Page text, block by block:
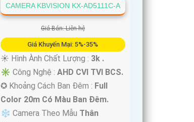
CAMERA KBVISION KX-AD5111C-A
Giá Bán: Liên hệ
Giá Khuyến Mại: 5%-35%
☀️ Hình Ành Chất Lượng : 3k .
✳️ Công Nghệ :AHD CVI TVI BCS.
✪ Khoảng Cách Ban Đêm : Full
Color 20m Có Màu Ban Ðêm.
❄ Camera Theo Mẫu Thân